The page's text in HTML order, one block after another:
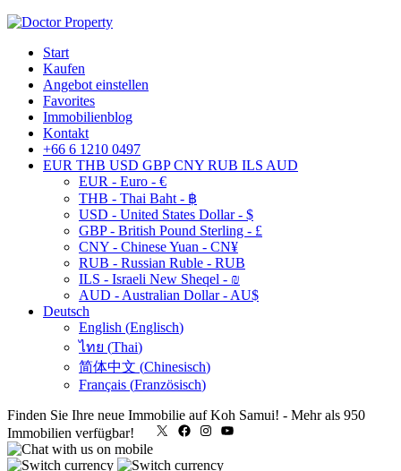
Start
Kaufen
Angebot einstellen
Favorites
Immobilienblog
Kontakt
+66 6 1210 0497
EUR THB USD GBP CNY RUB ILS AUD
EUR - Euro - €
THB - Thai Baht - ฿
USD - United States Dollar - $
GBP - British Pound Sterling - £
CNY - Chinese Yuan - CN¥
RUB - Russian Ruble - RUB
ILS - Israeli New Sheqel - ₪
AUD - Australian Dollar - AU$
Deutsch
English (Englisch)
ไทย (Thai)
简体中文 (Chinesisch)
Français (Französisch)
Finden Sie Ihre neue Immobilie auf Koh Samui! - Mehr als 950
Immobilien verfügbar!
X FacebookInstagram